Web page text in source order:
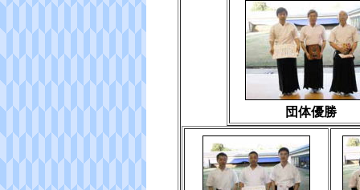
団体優勝